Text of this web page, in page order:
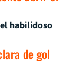
habilidoso
de gol